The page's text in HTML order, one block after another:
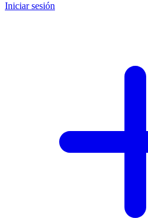
Iniciar sesión